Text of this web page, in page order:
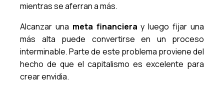
mientras se aferran a más.
Alcanzar una meta financiera y luego fijar una
más alta puede convertirse en un proceso
interminable. Parte de este problema proviene del
hecho de que el capitalismo es excelente para
crear envidia.